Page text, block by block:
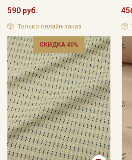
590 руб.
Только онлайн-заказ
СКИДКА 40%